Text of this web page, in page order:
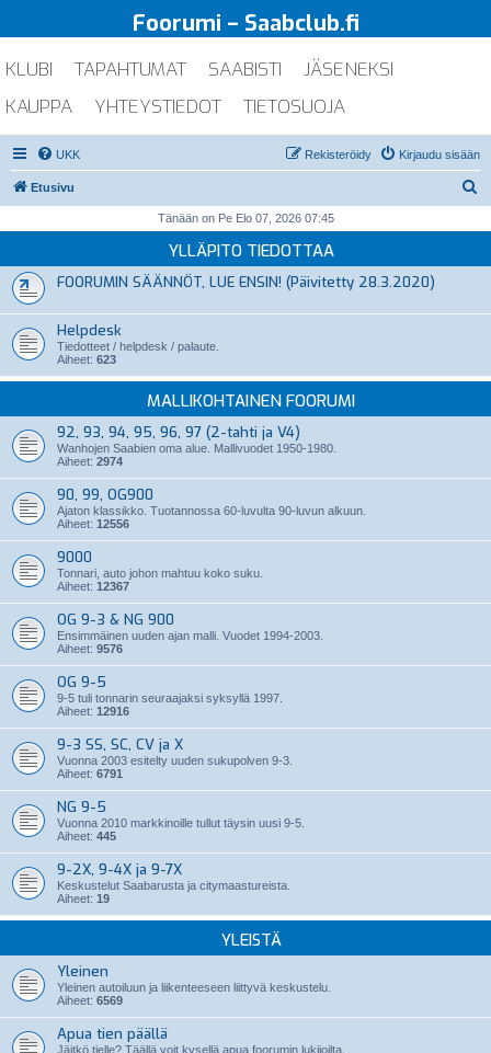
Foorumi – Saabclub.fi
KLUBI TAPAHTUMAT SAABISTI
JÄSENEKSI
KAUPPA
YHTEYSTIEDOT TIETOSUOJA
UKK Kirjaudu sisään
Rekisteröidy
Etusivu
i
Tänään on Pe Elo 07, 2026 07:45
YLLÄPITO TIEDOTTAA
FOORUMIN SÄÄNNÖT, LUE ENSIN! (Päivitetty 28.3.2020)
Helpdesk
Tiedotteet / helpdesk / palaute.
Aiheet: 623
MALLIKOHTAINEN FOORUMI
92, 93, 94, 95, 96, 97 (2-tahti ja V4)
Wanhojen Saabien oma alue. Mallivuodet 1950-1980.
Aiheet: 2974
90, 99, OG900
Ajaton klassikko. Tuotannossa 60-luvulta 90-luvun alkuun.
Aiheet: 12556
9000
Tonnari, auto johon mahtuu koko suku.
Aiheet: 12367
OG 9-3 & NG 900
Ensimmäinen uuden ajan malli. Vuodet 1994-2003.
Aiheet: 9576
OG 9-5
9-5 tuli tonnarin seuraajaksi syksyllä 1997.
Aiheet: 12916
9-3 SS, SC, CV ja X
Vuonna 2003 esitelty uuden sukupolven 9-3.
Aiheet: 6791
NG 9-5
Vuonna 2010 markkinoille tullut täysin uusi 9-5.
Aiheet: 445
9-2X, 9-4X ja 9-7X
Keskustelut Saabarusta ja citymaastureista.
Aiheet: 19
YLEISTÄ
Yleinen
Yleinen autoiluun ja liikenteeseen liittyvä keskustelu.
Aiheet: 6569
Apua tien päällä
Jäitkö tielle? Täällä voit kysellä apua foorumin lukijoilta.